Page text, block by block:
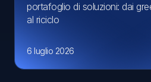
portafoglio di soluzioni: dai
al riciclo
6 luglio 2026